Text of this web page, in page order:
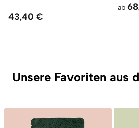
43,40 €
ab
Unsere Favoriten aus